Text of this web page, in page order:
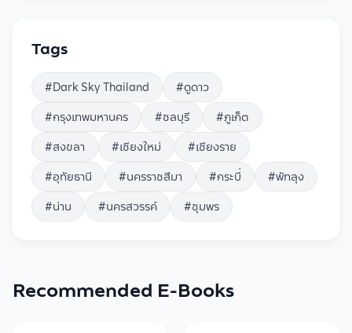
Tags
#Dark Sky Thailand #ดูดาว
#กรุงเทพมหานคร #ชลบุรี #ภูเก็ต
#สงขลา #เชียงใหม่ #เชียงราย
#อุทัยธานี #นครราชสีมา #กระบี่ #พัทลุง
#น่าน #นครสวรรค์ #ชุมพร
Recommended E-Books